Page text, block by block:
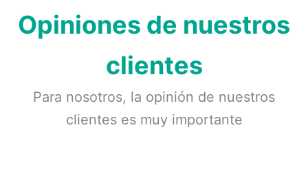
Opiniones de nuestros
clientes
Para nosotros, la opinión de nuestros
clientes es muy importante